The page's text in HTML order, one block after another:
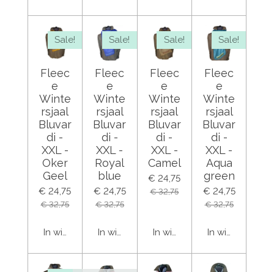
Sale!
Fleec
e
Winte
rsjaal
Bluvar
di -
XXL -
Oker
Geel
€ 24,75
€ 32,75
In winkelwagen
Sale!
Fleec
e
Winte
rsjaal
Bluvar
di -
XXL -
Royal
blue
€ 24,75
€ 32,75
In winkelwagen
Sale!
Fleec
e
Winte
rsjaal
Bluvar
di -
XXL -
Camel
€ 24,75
€ 32,75
In winkelwagen
Sale!
Fleec
e
Winte
rsjaal
Bluvar
di -
XXL -
Aqua
green
€ 24,75
€ 32,75
In